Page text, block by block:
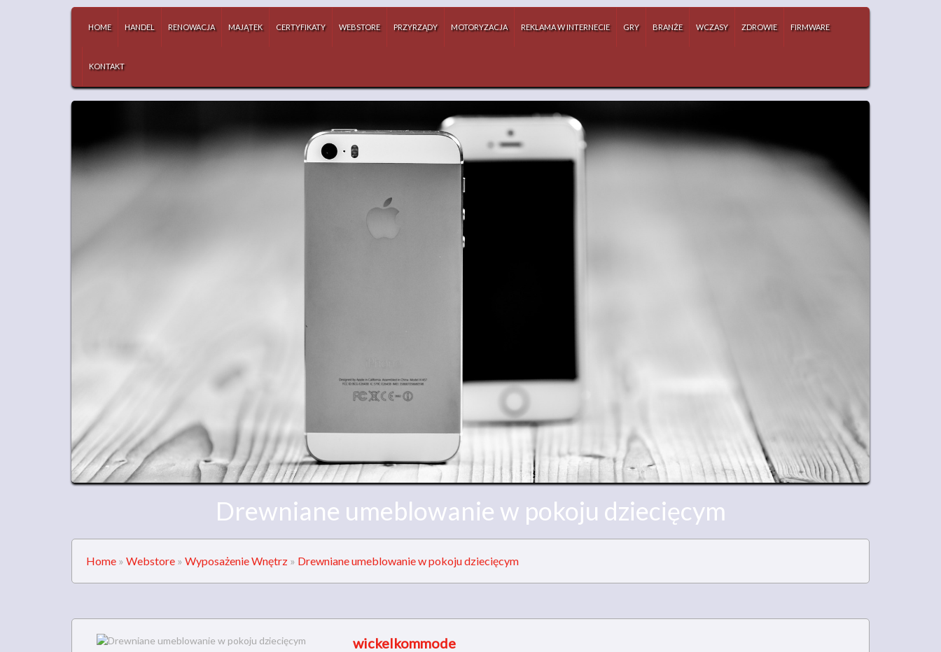
HOME HANDEL RENOWACJA MAJĄTEK CERTYFIKATY WEBSTORE PRZYRZĄDY MOTORYZACJA REKLAMA W INTERNECIE GRY BRANŻE WCZASY ZDROWIE FIRMWARE
KONTAKT
Drewniane umeblowanie w pokoju dziecięcym
Home » Webstore » Wyposażenie Wnętrz » Drewniane umeblowanie w pokoju dziecięcym
wickelkommode